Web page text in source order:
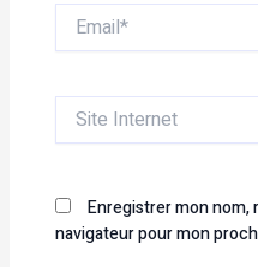
Email*
Site
Internet
Enregistrer mon nom,
navigateur pour mon